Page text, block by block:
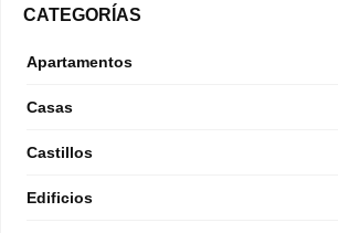
CATEGORÍAS
Apartamentos
Casas
Castillos
Edificios